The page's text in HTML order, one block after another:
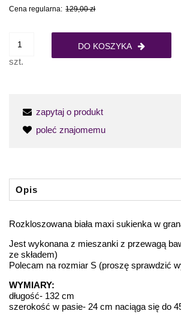
Cena regularna: 129,00 zł
szt.
DO KOSZYKA
zapytaj o produkt
poleć znajomemu
Opis
Rozkloszowana biała maxi sukienka w
Jest wykonana z mieszanki z przewagą
ze składem)
Polecam na rozmiar S (proszę sprawdzić
WYMIARY:
długość- 132 cm
szerokość w pasie- 24 cm